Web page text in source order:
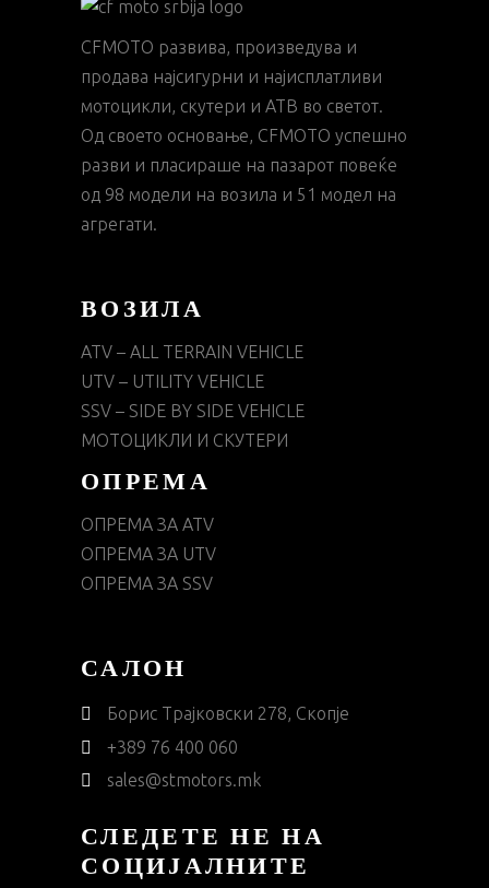
CFMOTO развива, произведува и
продава најсигурни и најисплатливи
мотоцикли, скутери и АТВ во светот.
Од своето основање, CFMOTO успешно
разви и пласираше на пазарот повеќе
од 98 модели на возила и 51 модел на
агрегати.
ВОЗИЛА
ATV – ALL TERRAIN VEHICLE
UTV – UTILITY VEHICLE
SSV – SIDE BY SIDE VEHICLE
МОТОЦИКЛИ И СКУТЕРИ
ОПРЕМА
ОПРЕМА ЗА ATV
ОПРЕМА ЗА UTV
ОПРЕМА ЗА SSV
САЛОН
Борис Трајковски 278, Скопје
+389 76 400 060
sales@stmotors.mk
СЛЕДЕТЕ НЕ НА
СОЦИЈАЛНИТЕ